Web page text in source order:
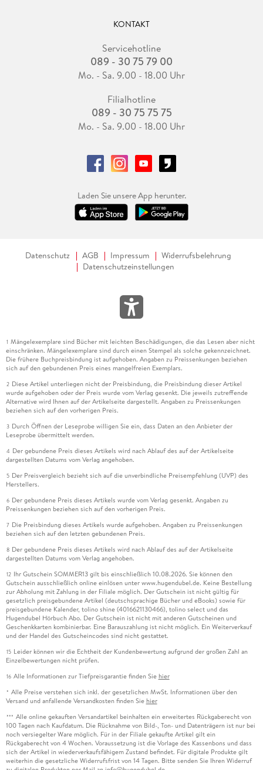
KONTAKT
Servicehotline
089 - 30 75 79 00
Mo. - Sa. 9.00 - 18.00 Uhr
Filialhotline
089 - 30 75 75 75
Mo. - Sa. 9.00 - 18.00 Uhr
Laden Sie unsere App herunter.
Datenschutz AGB Impressum
Widerrufsbelehrung
Datenschutzeinstellungen
1 Mängelexemplare sind Bücher mit leichten Beschädigungen, die das Lesen aber nicht
einschränken. Mängelexemplare sind durch einen Stempel als solche gekennzeichnet.
Die frühere Buchpreisbindung ist aufgehoben. Angaben zu Preissenkungen beziehen
sich auf den gebundenen Preis eines mangelfreien Exemplars.
2 Diese Artikel unterliegen nicht der Preisbindung, die Preisbindung dieser Artikel
wurde aufgehoben oder der Preis wurde vom Verlag gesenkt. Die jeweils zutreffende
Alternative wird Ihnen auf der Artikelseite dargestellt. Angaben zu Preissenkungen
beziehen sich auf den vorherigen Preis.
3 Durch Öffnen der Leseprobe willigen Sie ein, dass Daten an den Anbieter der
Leseprobe übermittelt werden.
4 Der gebundene Preis dieses Artikels wird nach Ablauf des auf der Artikelseite
dargestellten Datums vom Verlag angehoben.
5 Der Preisvergleich bezieht sich auf die unverbindliche Preisempfehlung (UVP) des
Herstellers.
6 Der gebundene Preis dieses Artikels wurde vom Verlag gesenkt. Angaben zu
Preissenkungen beziehen sich auf den vorherigen Preis.
7 Die Preisbindung dieses Artikels wurde aufgehoben. Angaben zu Preissenkungen
beziehen sich auf den letzten gebundenen Preis.
8 Der gebundene Preis dieses Artikels wird nach Ablauf des auf der Artikelseite
dargestellten Datums vom Verlag angehoben.
12 Ihr Gutschein SOMMER13 gilt bis einschließlich 10.08.2026. Sie können den
Gutschein ausschließlich online einlösen unter www.hugendubel.de. Keine Bestellung
zur Abholung mit Zahlung in der Filiale möglich. Der Gutschein ist nicht gültig für
gesetzlich preisgebundene Artikel (deutschsprachige Bücher und eBooks) sowie für
preisgebundene Kalender, tolino shine (4016621130466), tolino select und das
Hugendubel Hörbuch Abo. Der Gutschein ist nicht mit anderen Gutscheinen und
Geschenkkarten kombinierbar. Eine Barauszahlung ist nicht möglich. Ein Weiterverkauf
und der Handel des Gutscheincodes sind nicht gestattet.
15 Leider können wir die Echtheit der Kundenbewertung aufgrund der großen Zahl an
Einzelbewertungen nicht prüfen.
16 Alle Informationen zur Tiefpreisgarantie finden Sie hier
* Alle Preise verstehen sich inkl. der gesetzlichen MwSt. Informationen über den
Versand und anfallende Versandkosten finden Sie hier
*** Alle online gekauften Versandartikel beinhalten ein erweitertes Rückgaberecht von
100 Tagen nach Kaufdatum. Die Rücknahme von Bild-, Ton- und Datenträgern ist nur bei
noch versiegelter Ware möglich. Für in der Filiale gekaufte Artikel gilt ein
Rückgaberecht von 4 Wochen. Voraussetzung ist die Vorlage des Kassenbons und dass
sich der Artikel in wiederverkaufsfähigem Zustand befindet. Für digitale Produkte gilt
weiterhin die gesetzliche Widerrufsfrist von 14 Tagen. Bitte senden Sie Ihren Widerruf